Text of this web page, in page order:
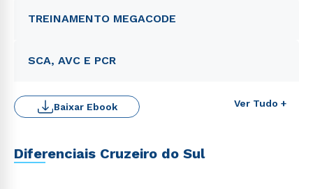
TREINAMENTO MEGACODE
SCA, AVC E PCR
Ver Tudo +
Baixar Ebook
Diferenciais Cruzeiro do Sul